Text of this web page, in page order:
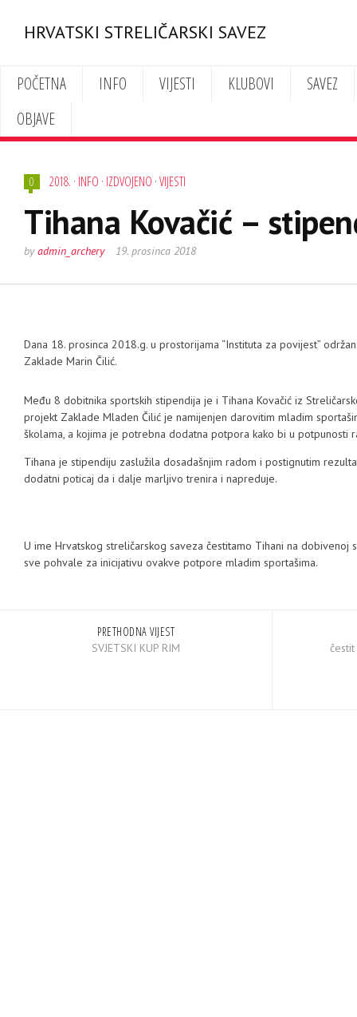
HRVATSKI STRELIČARSKI SAVEZ
POČETNA INFO VIJESTI KLUBOVI
SAVEZ
OBJAVE
0 2018. · INFO · IZDVOJENO ·VIJESTI
Tihana Kovačić –
byadmin_archery 19. prosinca 2018
Dana 18. prosinca 2018.g. u prostorijama “Instituta za povijest”
Zaklade Marin Čilić.
Među 8 dobitnika sportskih stipendija je i Tihana Kovačić iz
projekt Zaklade Mladen Čilić je namijenjen darovitim mladim
školama, a kojima je potrebna dodatna potpora kako bi u potpunosti
Tihana je stipendiju zaslužila dosadašnjim radom i postignutim
dodatni poticaj da i dalje marljivo trenira i napreduje.
U ime Hrvatskog streličarskog saveza čestitamo Tihani na dobivenoj
sve pohvale za inicijativu ovakve potpore mladim sportašima.
PRETHODNA VIJEST
SVJETSKI KUP RIM